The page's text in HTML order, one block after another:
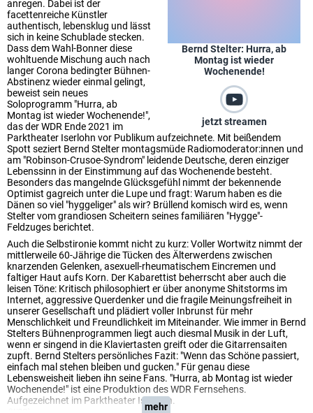
Bernd Stelter: Hurra, ab
Montag ist wieder
Wochenende!
jetzt streamen
anregen. Dabei ist der
facettenreiche Künstler
authentisch, lebensklug und lässt
sich in keine Schublade stecken.
Dass dem Wahl-Bonner diese
wohltuende Mischung auch nach
langer Corona bedingter Bühnen-
Abstinenz wieder einmal gelingt,
beweist sein neues
Soloprogramm "Hurra, ab
Montag ist wieder Wochenende!",
das der WDR Ende 2021 im
Parktheater Iserlohn vor Publikum aufzeichnete. Mit beißendem
Spott seziert Bernd Stelter montagsmüde Radiomoderator:innen und
am "Robinson-Crusoe-Syndrom" leidende Deutsche, deren einziger
Lebenssinn in der Einstimmung auf das Wochenende besteht.
Besonders das mangelnde Glücksgefühl nimmt der bekennende
Optimist gagreich unter die Lupe und fragt: Warum haben es die
Dänen so viel "hyggeliger" als wir? Brüllend komisch wird es, wenn
Stelter vom grandiosen Scheitern seines familiären "Hygge"-
Feldzuges berichtet.
Auch die Selbstironie kommt nicht zu kurz: Voller Wortwitz nimmt der
mittlerweile 60-Jährige die Tücken des Älterwerdens zwischen
knarzenden Gelenken, asexuell-rheumatischem Eincremen und
faltiger Haut aufs Korn. Der Kabarettist beherrscht aber auch die
leisen Töne: Kritisch philosophiert er über anonyme Shitstorms im
Internet, aggressive Querdenker und die fragile Meinungsfreiheit in
unserer Gesellschaft und plädiert voller Inbrunst für mehr
Menschlichkeit und Freundlichkeit im Miteinander. Wie immer in Bernd
Stelters Bühnenprogrammen liegt auch diesmal Musik in der Luft,
wenn er singend in die Klaviertasten greift oder die Gitarrensaiten
zupft. Bernd Stelters persönliches Fazit: "Wenn das Schöne passiert,
einfach mal stehen bleiben und gucken." Für genau diese
Lebensweisheit lieben ihn seine Fans. "Hurra, ab Montag ist wieder
Wochenende!" ist eine Produktion des WDR Fernsehens.
Aufgezeichnet im Parktheater Iserlohn.
mehr